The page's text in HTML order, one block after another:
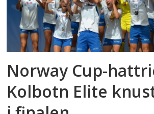
Norway Cup-
Kolbotn Elite